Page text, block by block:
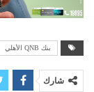
بنك QNB الأهلي
شارك